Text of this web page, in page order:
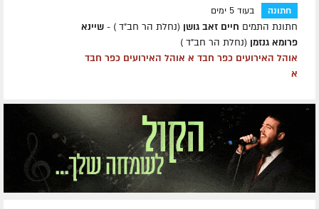
חתונה בעוד 5 ימים
חתונת התמים חיים זאב גושן (נחלת הר חב"ד ) - שיינא
פרומא גנזמן (נחלת הר חב"ד )
אוהל האירועים כפר חבד א אוהל האירועים כפר חבד
א